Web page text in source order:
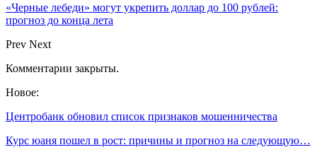
«Черные лебеди» могут укрепить доллар до 100 рублей:
прогноз до конца лета
Prev Next
Комментарии закрыты.
Новое:
Центробанк обновил список признаков мошенничества
Курс юаня пошел в рост: причины и прогноз на следующую…